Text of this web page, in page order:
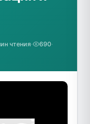
чтения· 690·